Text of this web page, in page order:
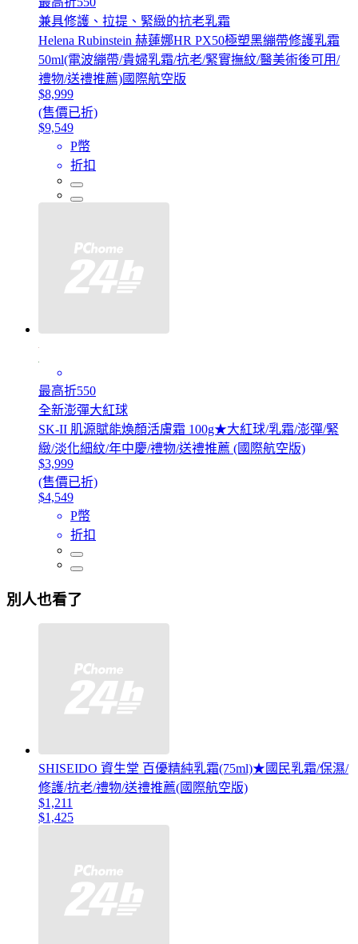
兼具修護、拉提、緊緻的抗老乳霜
Helena Rubinstein 赫蓮娜HR PX50極塑黑繃帶修護乳霜
50ml(電波繃帶/貴婦乳霜/抗老/緊實撫紋/醫美術後可用/
禮物/送禮推薦)國際航空版
$8,999
(售價已折)
$9,549
P幣
折扣
最高折550
全新澎彈大紅球
SK-II 肌源賦能煥顏活膚霜 100g★大紅球/乳霜/澎彈/緊
緻/淡化細紋/年中慶/禮物/送禮推薦 (國際航空版)
$3,999
(售價已折)
$4,549
P幣
折扣
別人也看了
SHISEIDO 資生堂 百優精純乳霜(75ml)★國民乳霜/保濕/
修護/抗老/禮物/送禮推薦(國際航空版)
$1,211
$1,425